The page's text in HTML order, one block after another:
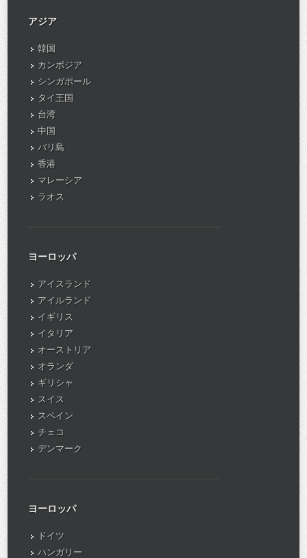
アジア
韓国
カンボジア
シンガポール
タイ王国
台湾
中国
バリ島
香港
マレーシア
ラオス
ヨーロッパ
アイスランド
アイルランド
イギリス
イタリア
オーストリア
オランダ
ギリシャ
スイス
スペイン
チェコ
デンマーク
ヨーロッパ
ドイツ
ハンガリー